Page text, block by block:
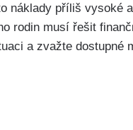
náklady příliš vysoké
rodin musí řešit
a zvažte dostupné